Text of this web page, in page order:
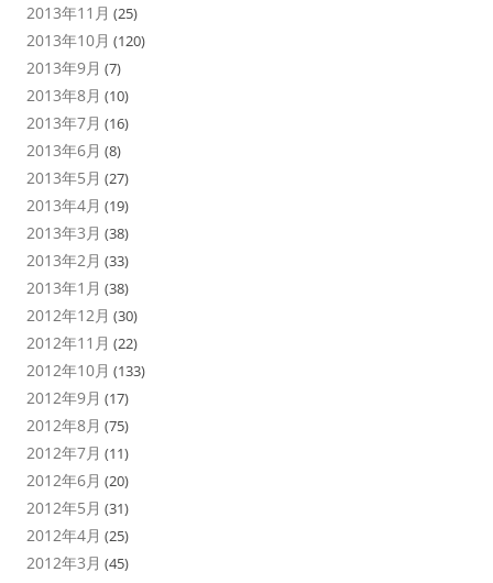
2013年11月 (25)
2013年10月 (120)
2013年9月 (7)
2013年8月 (10)
2013年7月 (16)
2013年6月 (8)
2013年5月 (27)
2013年4月 (19)
2013年3月 (38)
2013年2月 (33)
2013年1月 (38)
2012年12月 (30)
2012年11月 (22)
2012年10月 (133)
2012年9月 (17)
2012年8月 (75)
2012年7月 (11)
2012年6月 (20)
2012年5月 (31)
2012年4月 (25)
2012年3月 (45)